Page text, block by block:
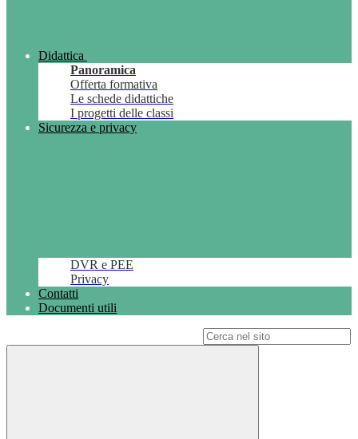
Didattica
Panoramica
Offerta formativa
Le schede didattiche
I progetti delle classi
Sicurezza e privacy
DVR e PEE
Privacy
Contatti
Documenti utili